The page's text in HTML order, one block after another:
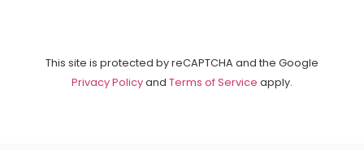
This site is protected by reCAPTCHA and the Google
Privacy Policyand Terms of Service apply.